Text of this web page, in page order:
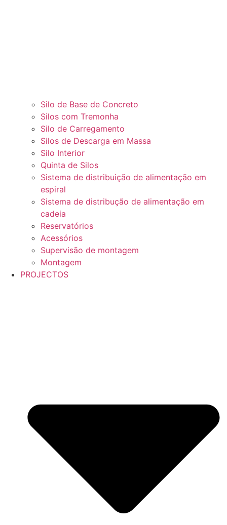
Silo de Base de Concreto
Silos com Tremonha
Silo de Carregamento
Silos de Descarga em Massa
Silo Interior
Quinta de Silos
Sistema de distribuição de alimentação em
espiral
Sistema de distribução de alimentação em
cadeia
Reservatórios
Acessórios
Supervisão de montagem
Montagem
PROJECTOS